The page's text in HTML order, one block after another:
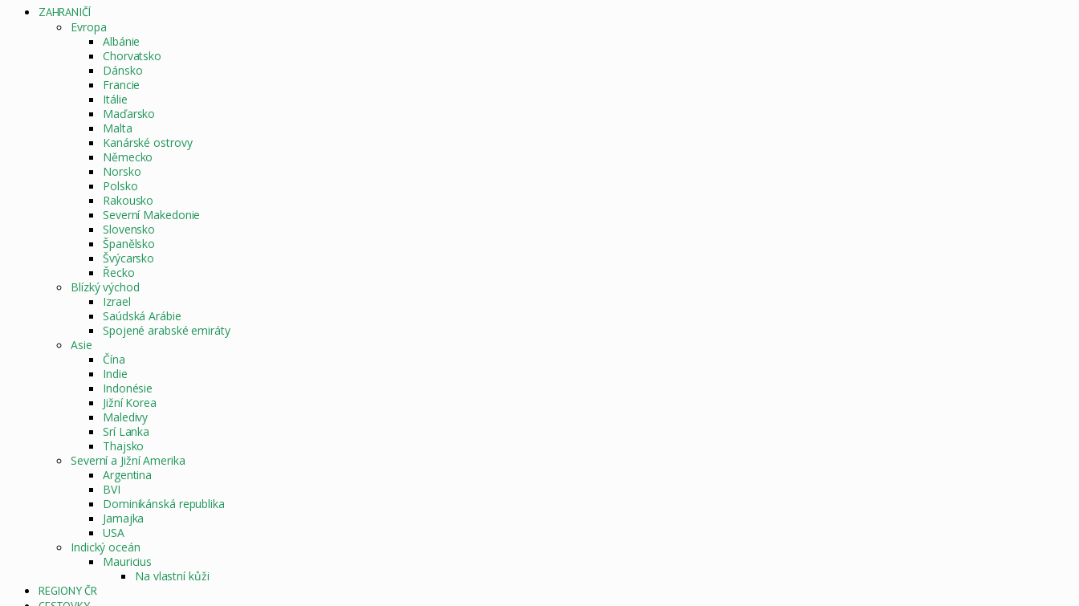
STRÁNKA
ZAHRANIČÍ
Evropa
Albánie
Chorvatsko
Dánsko
Francie
Itálie
Maďarsko
Malta
Kanárské ostrovy
Německo
Norsko
Polsko
Rakousko
Severní Makedonie
Slovensko
Španělsko
Švýcarsko
Řecko
Blízký východ
Izrael
Saúdská Arábie
Spojené arabské emiráty
Asie
Čína
Indie
Indonésie
Jižní Korea
Maledivy
Srí Lanka
Thajsko
Severní a Jižní Amerika
Argentina
BVI
Dominikánská republika
Jamajka
USA
Indický oceán
Mauricius
Na vlastní kůži
REGIONY ČR